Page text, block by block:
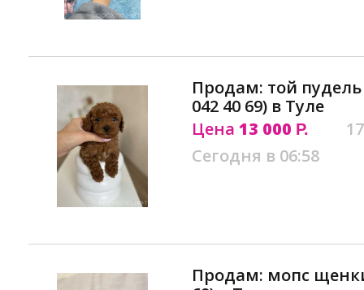
Продам: той
042 40 69) в Туле
Цена 13 000 Р.
Сегодня в 06:58
Продам: мопс щенки